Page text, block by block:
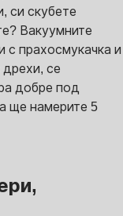
си скубете
Вакуумните
с прахосмукачка и
дрехи, се
добре под
ще намерите 5